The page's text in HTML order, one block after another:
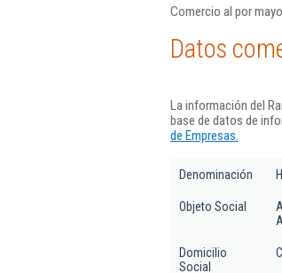
Comercio al por
Datos
La información del
base de datos de
de Empresas.
Denominación
Objeto Social
Domicilio
Social